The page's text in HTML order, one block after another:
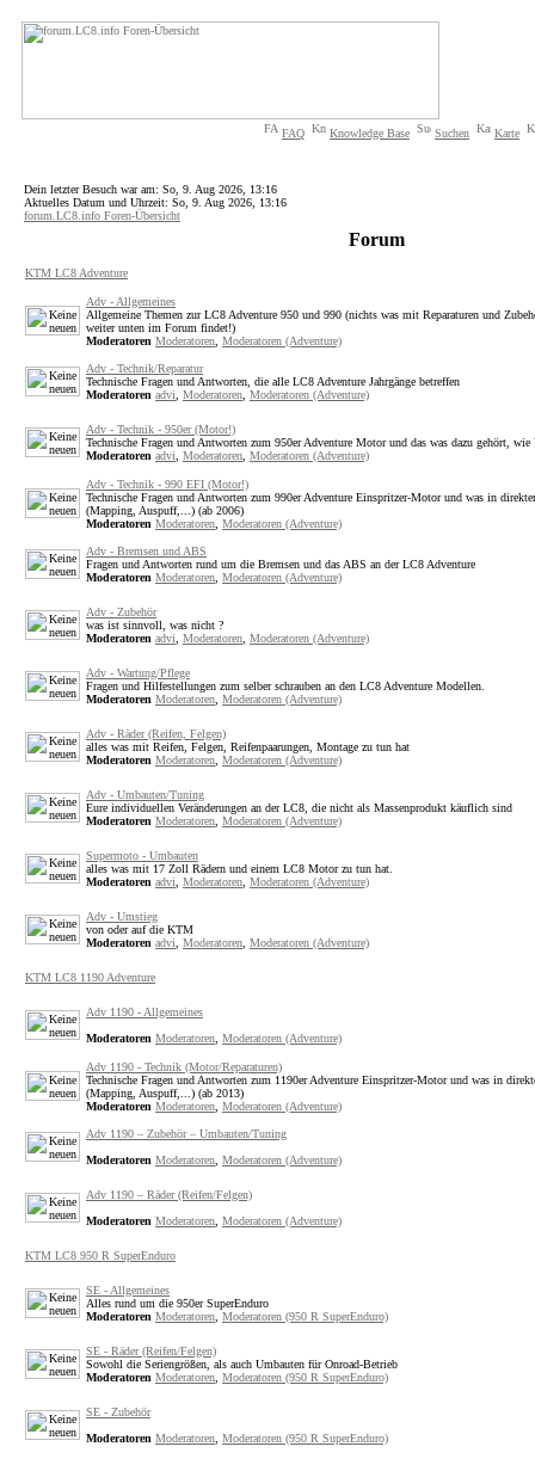
FAQ Knowledge Base Suchen Karte
Dein letzter Besuch war am: So, 9. Aug 2026, 13:16
Aktuelles Datum und Uhrzeit: So, 9. Aug 2026, 13:16
forum.LC8.info Foren-Übersicht
Forum
KTM LC8 Adventure
Adv - Allgemeines
Allgemeine Themen zur LC8 Adventure 950 und 990 (nichts was mit Reparaturen und
weiter unten im Forum findet!)
Moderatoren Moderatoren Moderatoren (Adventure)
Adv - Technik/Reparatur
Technische Fragen und Antworten, die alle LC8 Adventure Jahrgänge betreffen
Moderatoren advi Moderatoren Moderatoren (Adventure)
Adv - Technik - 950er (Motor!)
Technische Fragen und Antworten zum 950er Adventure Motor und das was dazu gehört,
Moderatoren advi Moderatoren Moderatoren (Adventure)
Adv - Technik - 990 EFI (Motor!)
Technische Fragen und Antworten zum 990er Adventure Einspritzer-Motor und was in
(Mapping, Auspuff,...) (ab 2006)
Moderatoren Moderatoren Moderatoren (Adventure)
Adv - Bremsen und ABS
Fragen und Antworten rund um die Bremsen und das ABS an der LC8 Adventure
Moderatoren Moderatoren Moderatoren (Adventure)
Adv - Zubehör
was ist sinnvoll, was nicht ?
Moderatoren advi Moderatoren Moderatoren (Adventure)
Adv - Wartung/Pflege
Fragen und Hilfestellungen zum selber schrauben an den LC8 Adventure Modellen.
Moderatoren Moderatoren Moderatoren (Adventure)
Adv - Räder (Reifen, Felgen)
alles was mit Reifen, Felgen, Reifenpaarungen, Montage zu tun hat
Moderatoren Moderatoren Moderatoren (Adventure)
Adv - Umbauten/Tuning
Eure individuellen Veränderungen an der LC8, die nicht als Massenprodukt käuflich sind
Moderatoren Moderatoren Moderatoren (Adventure)
Supermoto - Umbauten
alles was mit 17 Zoll Rädern und einem LC8 Motor zu tun hat.
Moderatoren advi Moderatoren Moderatoren (Adventure)
Adv - Umstieg
von oder auf die KTM
Moderatoren advi Moderatoren Moderatoren (Adventure)
KTM LC8 1190 Adventure
Adv 1190 - Allgemeines
Moderatoren Moderatoren Moderatoren (Adventure)
Adv 1190 - Technik (Motor/Reparaturen)
Technische Fragen und Antworten zum 1190er Adventure Einspritzer-Motor und was in
(Mapping, Auspuff,...) (ab 2013)
Moderatoren Moderatoren Moderatoren (Adventure)
Adv 1190 – Zubehör – Umbauten/Tuning
Moderatoren Moderatoren Moderatoren (Adventure)
Adv 1190 – Räder (Reifen/Felgen)
Moderatoren Moderatoren Moderatoren (Adventure)
KTM LC8 950 R SuperEnduro
SE - Allgemeines
Alles rund um die 950er SuperEnduro
Moderatoren Moderatoren Moderatoren (950 R SuperEnduro)
SE - Räder (Reifen/Felgen)
Sowohl die Seriengrößen, als auch Umbauten für Onroad-Betrieb
Moderatoren Moderatoren Moderatoren (950 R SuperEnduro)
SE - Zubehör
Moderatoren Moderatoren Moderatoren (950 R SuperEnduro)